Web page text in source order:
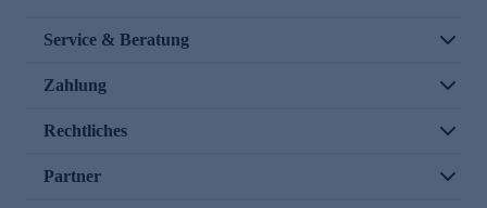
Service & Beratung
Zahlung
Rechtliches
Partner